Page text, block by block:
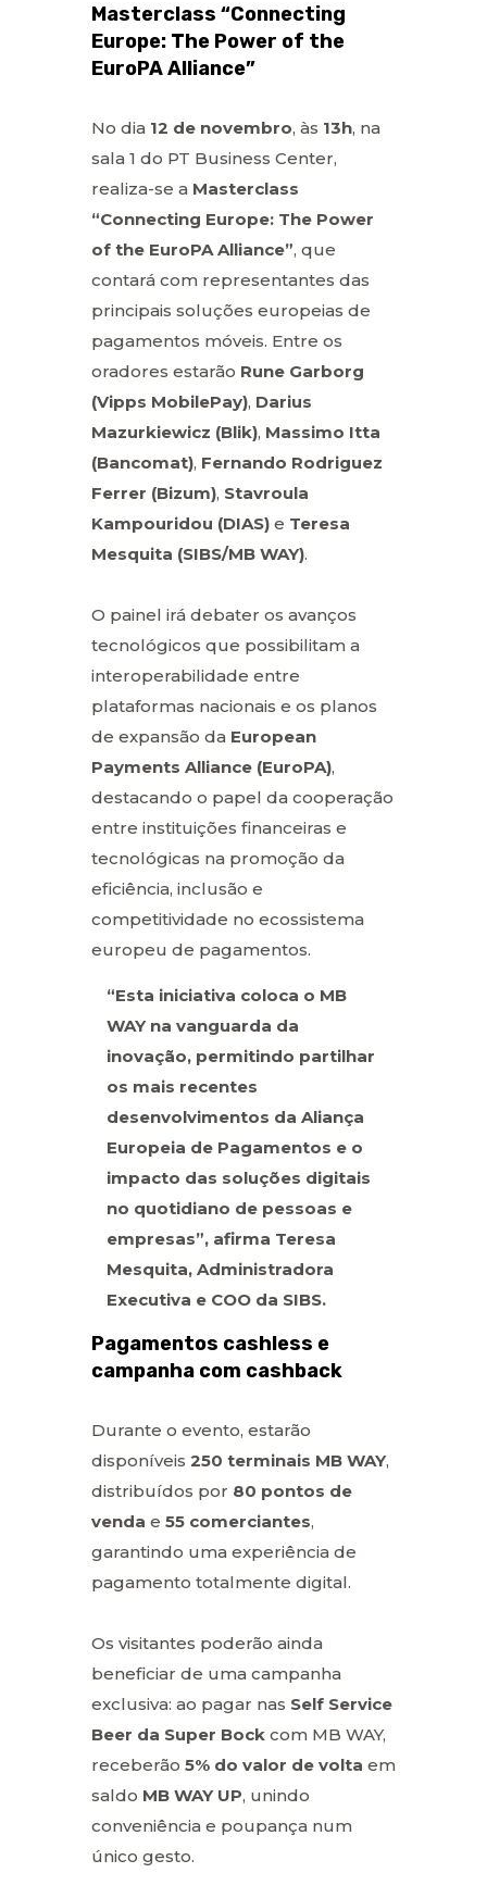
Masterclass “Connecting
Europe: The Power of the
EuroPA Alliance”
No dia 12 de novembro, às 13h, na
sala 1 do PT Business Center,
realiza-se a Masterclass
“Connecting Europe: The Power
of the EuroPA Alliance”, que
contará com representantes das
principais soluções europeias de
pagamentos móveis. Entre os
oradores estarão Rune Garborg
(Vipps MobilePay), Darius
Mazurkiewicz (Blik), Massimo Itta
(Bancomat), Fernando Rodriguez
Ferrer (Bizum), Stavroula
Kampouridou (DIAS) e Teresa
Mesquita (SIBS/MB WAY).
O painel irá debater os avanços
tecnológicos que possibilitam a
interoperabilidade entre
plataformas nacionais e os planos
de expansão da European
Payments Alliance (EuroPA),
destacando o papel da cooperação
entre instituições financeiras e
tecnológicas na promoção da
eficiência, inclusão e
competitividade no ecossistema
europeu de pagamentos.
“Esta iniciativa coloca o MB
WAY na vanguarda da
inovação, permitindo partilhar
os mais recentes
desenvolvimentos da Aliança
Europeia de Pagamentos e o
impacto das soluções digitais
no quotidiano de pessoas e
empresas”, afirma Teresa
Mesquita, Administradora
Executiva e COO da SIBS.
Pagamentos cashless e
campanha com cashback
Durante o evento, estarão
disponíveis 250 terminais MB WAY,
distribuídos por 80 pontos de
venda e 55 comerciantes,
garantindo uma experiência de
pagamento totalmente digital.
Os visitantes poderão ainda
beneficiar de uma campanha
exclusiva: ao pagar nas Self Service
Beer da Super Bock com MB WAY,
receberão 5% do valor de volta em
saldo MB WAY UP, unindo
conveniência e poupança num
único gesto.